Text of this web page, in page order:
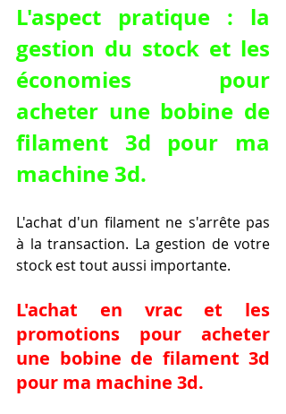
L'aspect pratique : la
gestion du stock et les
économies pour
acheter une bobine de
filament 3d pour ma
machine 3d.
L'achat d'un filament ne s'arrête pas
à la transaction. La gestion de votre
stock est tout aussi importante.
L'achat en vrac et les
promotions pour acheter
une bobine de filament 3d
pour ma machine 3d.